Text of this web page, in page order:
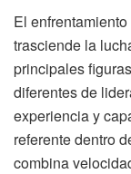
El
trasciende la
principales
diferentes de
experiencia y
referente dentro
combina